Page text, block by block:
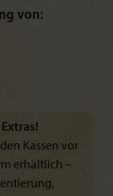
von:
Kassen vor
erhältlich –